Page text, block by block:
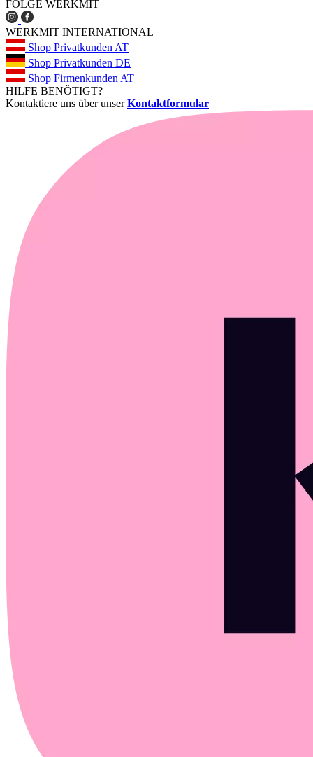
FOLGE WERKMIT
WERKMIT INTERNATIONAL
Shop Privatkunden AT
Shop Privatkunden DE
Shop Firmenkunden AT
HILFE BENÖTIGT?
Kontaktiere uns über unserKontaktformular